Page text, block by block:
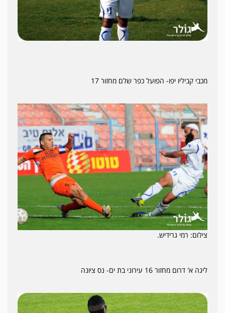
מכבי קביליו יפו- הפועל כפר שלם מחזור 17
צילום: רמי גרידיש.
ליגה א' דרום מחזור 16 עירוני בת ים- נס ציונה